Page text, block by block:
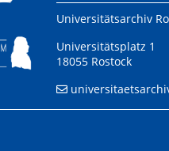
Universitätsarchiv
Universitätsplatz 1
18055 Rostock